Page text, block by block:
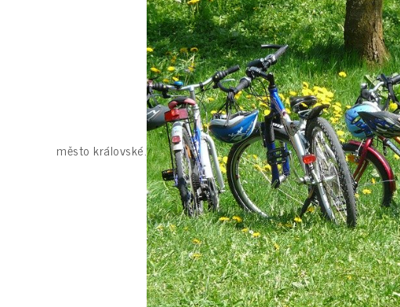
město královské.